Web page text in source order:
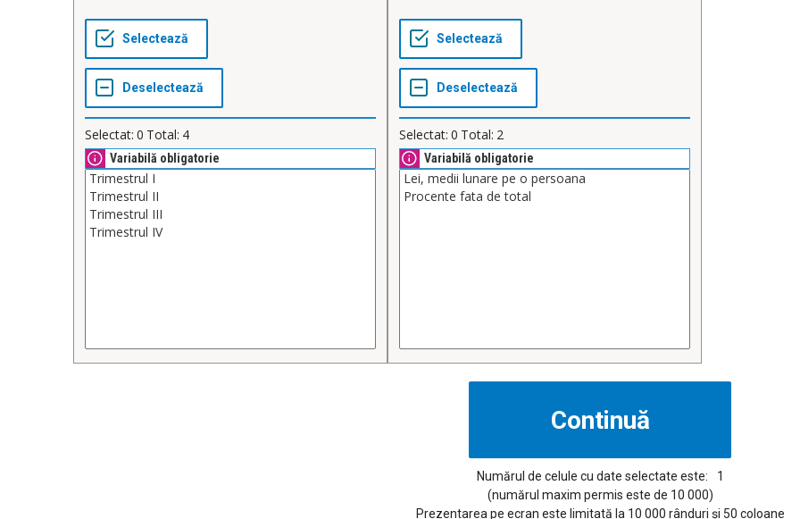
Selectat: 0 Total: 4
Variabilă obligatorie
Selectat: 0 Total: 2
Variabilă obligatorie
Numărul de celule cu date selectate este:
1
(numărul maxim permis este de 10 000)
Prezentarea pe ecran este limitată la 10 000 rânduri și 50 coloane